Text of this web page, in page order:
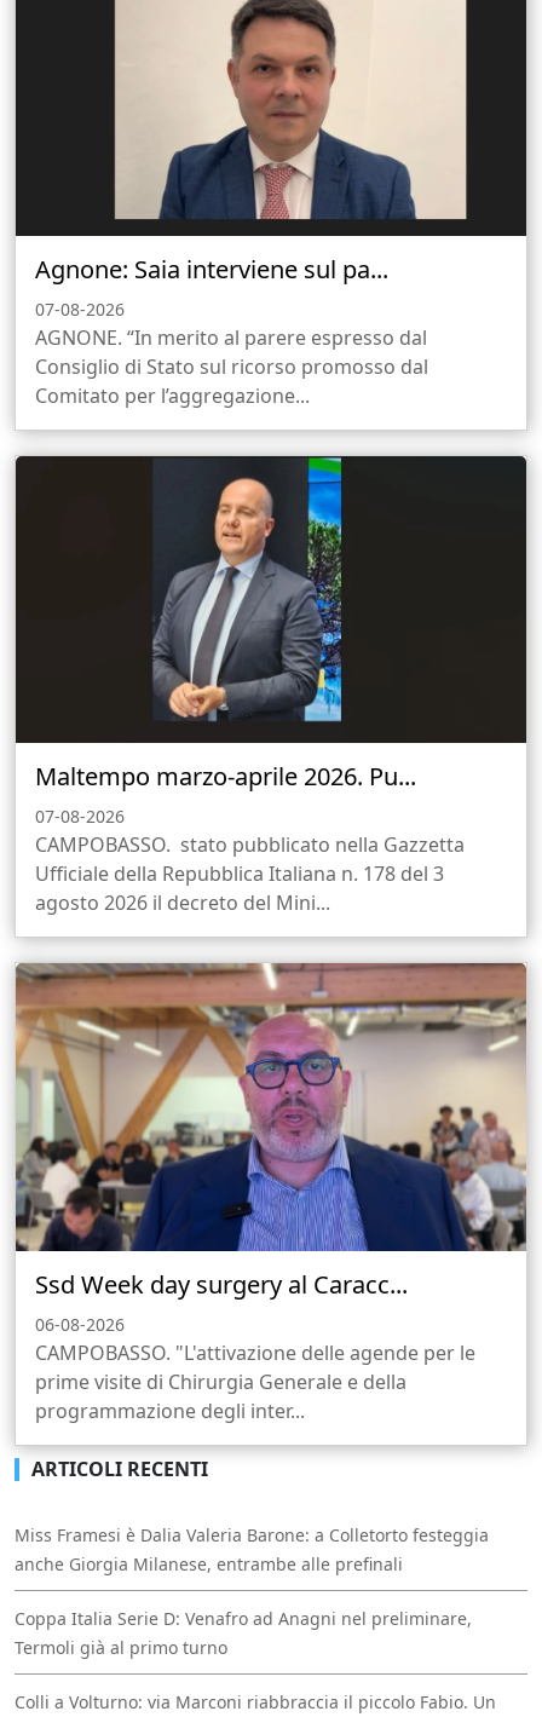
Agnone: Saia interviene sul pa...
07-08-2026
AGNONE. “In merito al parere espresso dal
Consiglio di Stato sul ricorso promosso dal
Comitato per l’aggregazione...
Maltempo marzo-aprile 2026. Pu...
07-08-2026
CAMPOBASSO. stato pubblicato nella Gazzetta
Ufficiale della Repubblica Italiana n. 178 del 3
agosto 2026 il decreto del Mini...
Ssd Week day surgery al Caracc...
06-08-2026
CAMPOBASSO. "L'attivazione delle agende per le
prime visite di Chirurgia Generale e della
programmazione degli inter...
ARTICOLI RECENTI
Miss Framesi è Dalia Valeria Barone: a Colletorto festeggia
anche Giorgia Milanese, entrambe alle prefinali
Coppa Italia Serie D: Venafro ad Anagni nel preliminare,
Termoli già al primo turno
Colli a Volturno: via Marconi riabbraccia il piccolo Fabio. Un